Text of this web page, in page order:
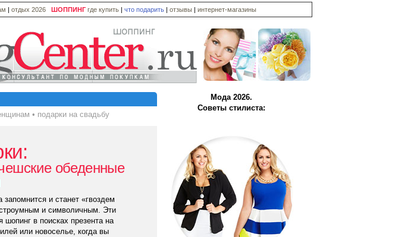
| отдых 2026 ШОППИНГ где купить | что подарить | отзывы | интернет-магазины
• подарки на свадьбу
обеденные
и станет «гвоздем
и символичным. Эти
в поисках презента на
или новоселье, когда вы
Мода 2026.
Советы стилиста: